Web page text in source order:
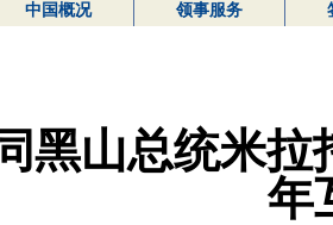
中国概况 领事服务
黑山总统米拉
年